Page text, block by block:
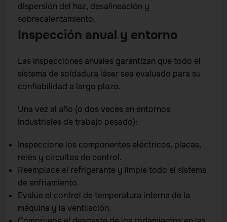
dispersión del haz, desalineación y
sobrecalentamiento.
Inspección anual y entorno
Las inspecciones anuales garantizan que todo el
sistema de soldadura láser sea evaluado para su
confiabilidad a largo plazo.
Una vez al año (o dos veces en entornos
industriales de trabajo pesado):
Inspeccione los componentes eléctricos, placas,
relés y circuitos de control.
Reemplace el refrigerante y limpie todo el sistema
de enfriamiento.
Evalúe el control de temperatura interna de la
máquina y la ventilación.